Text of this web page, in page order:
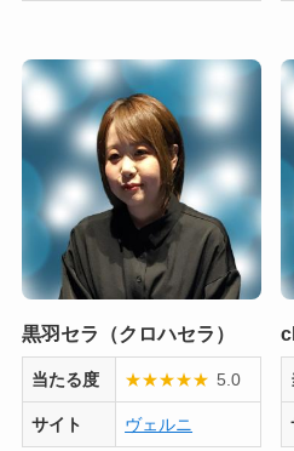
黒羽セラ（クロハセラ）
当たる度 ★★★★★ 5.0
サイト ヴェルニ